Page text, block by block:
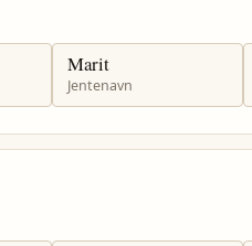
Marit
Jentenavn